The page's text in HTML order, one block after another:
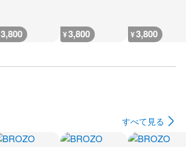
3,800 ¥3,800 ¥3,800
すべて見る